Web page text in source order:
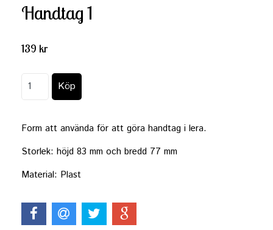
Handtag 1
139 kr
Form att använda för att göra handtag i lera.
Storlek: höjd 83 mm och bredd 77 mm
Material: Plast